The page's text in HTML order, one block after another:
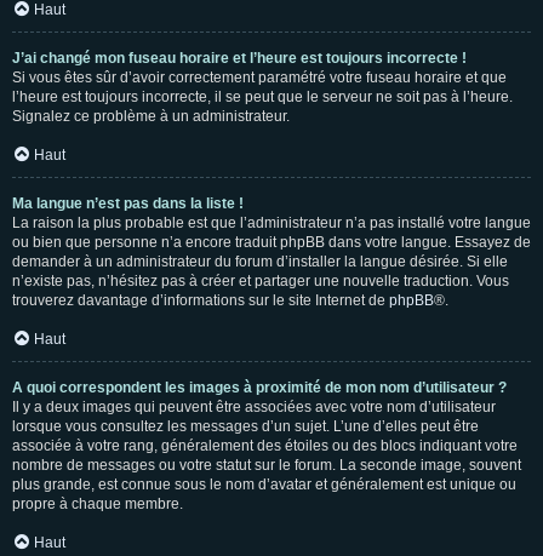
Haut
J’ai changé mon fuseau horaire et l’heure est toujours incorrecte !
Si vous êtes sûr d’avoir correctement paramétré votre fuseau horaire et que
l’heure est toujours incorrecte, il se peut que le serveur ne soit pas à l’heure.
Signalez ce problème à un administrateur.
Haut
Ma langue n’est pas dans la liste !
La raison la plus probable est que l’administrateur n’a pas installé votre langue
ou bien que personne n’a encore traduit phpBB dans votre langue. Essayez de
demander à un administrateur du forum d’installer la langue désirée. Si elle
n’existe pas, n’hésitez pas à créer et partager une nouvelle traduction. Vous
trouverez davantage d’informations sur le site Internet de phpBB®.
Haut
A quoi correspondent les images à proximité de mon nom d’utilisateur ?
Il y a deux images qui peuvent être associées avec votre nom d’utilisateur
lorsque vous consultez les messages d’un sujet. L’une d’elles peut être
associée à votre rang, généralement des étoiles ou des blocs indiquant votre
nombre de messages ou votre statut sur le forum. La seconde image, souvent
plus grande, est connue sous le nom d’avatar et généralement est unique ou
propre à chaque membre.
Haut